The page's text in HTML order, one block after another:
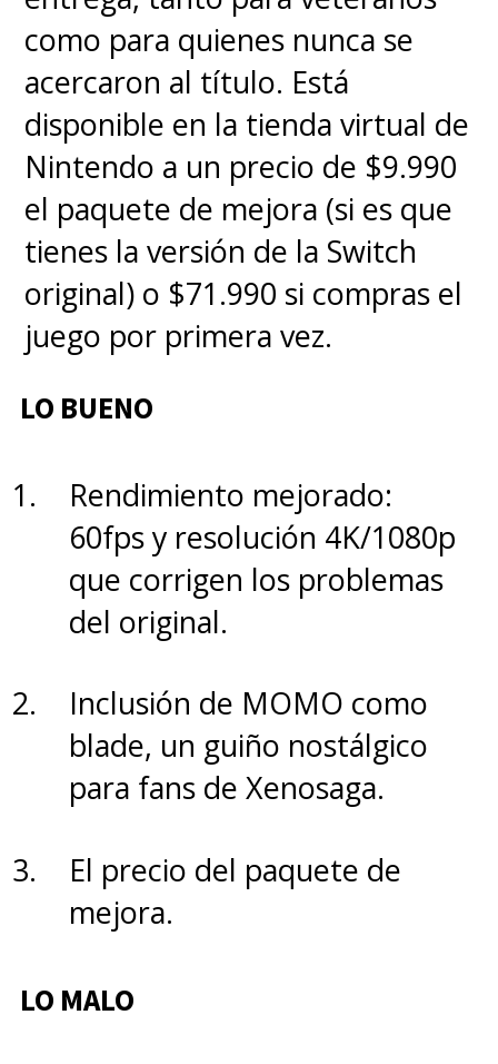
Asesinosse estrenó este viernes
6 de junio en el streaming
Disney+.
como para quienes nunca se
acercaron al título. Está
disponible en la tienda virtual de
Nintendo a un precio de $9.990
el paquete de mejora (si es que
tienes la versión de la Switch
original) o $71.990 si compras el
juego por primera vez.
LO BUENO
Rendimiento mejorado:
60fps y resolución 4K/1080p
que corrigen los problemas
del original.
Inclusión de MOMO como
blade, un guiño nostálgico
para fans de Xenosaga.
El precio del paquete de
mejora.
LO MALO